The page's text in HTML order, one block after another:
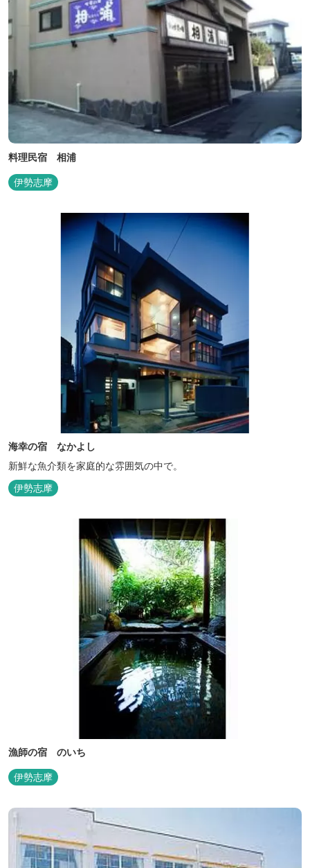
料理民宿 相浦
伊勢志摩
海幸の宿 なかよし
新鮮な魚介類を家庭的な雰囲気の中で。
伊勢志摩
漁師の宿 のいち
伊勢志摩